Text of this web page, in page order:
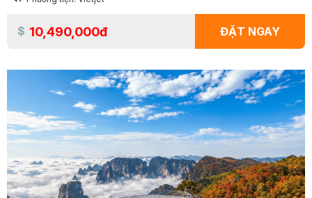
10,490,000đ ĐẶT NGAY